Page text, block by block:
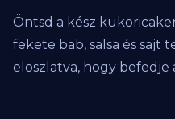
Öntsd a kész
fekete bab, salsa és sajt
eloszlatva, hogy befedje